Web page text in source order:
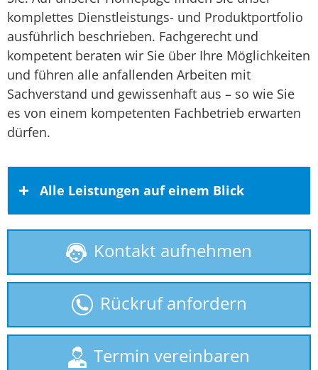
komplettes Dienstleistungs- und Produktportfolio
ausführlich beschrieben. Fachgerecht und
kompetent beraten wir Sie über Ihre Möglichkeiten
und führen alle anfallenden Arbeiten mit
Sachverstand und gewissenhaft aus – so wie Sie
es von einem kompetenten Fachbetrieb erwarten
dürfen.
Alle Leistungen auf einem Blick
gebrauchte Treppenlifte
Homelift
Plattformlift
Kontakt aufnehmen
Rückruf anfordern
Termin vereinbaren